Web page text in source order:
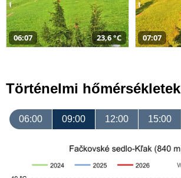
06:07 23,6 °C 07:07
Történelmi hőmérsékletek
06:00 09:00 12:00 15:00